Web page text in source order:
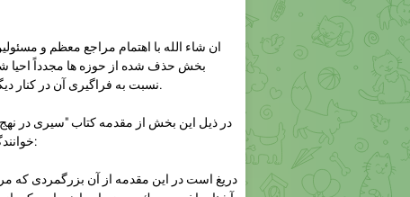
بخش حذف شده از حوزه ها مجدداً احیا
نسبت به فراگیری آن در کنار دیگر دروس خود، اهتمام ورزند.
خوانندگان محترم آورده شده است: